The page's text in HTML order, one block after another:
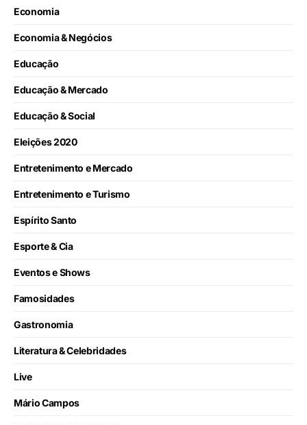
Economia
Economia & Negócios
Educação
Educação & Mercado
Educação & Social
Eleições 2020
Entretenimento e Mercado
Entretenimento e Turismo
Espírito Santo
Esporte & Cia
Eventos e Shows
Famosidades
Gastronomia
Literatura & Celebridades
Live
Mário Campos